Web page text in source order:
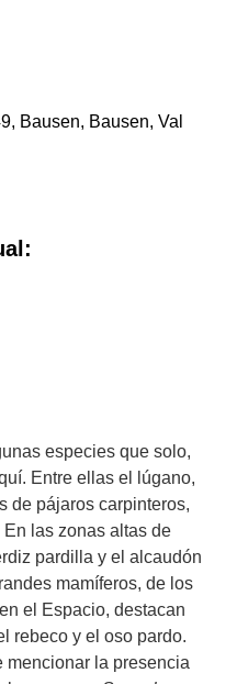
Bausen, Bausen, Val
especies que solo,
Entre ellas el lúgano,
de pájaros carpinteros,
las zonas altas de
pardilla y el alcaudón
mamíferos, de los
el Espacio, destacan
rebeco y el oso pardo.
mencionar la presencia